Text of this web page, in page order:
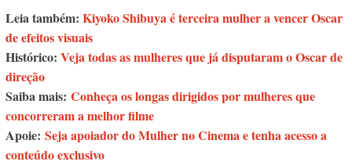
Leia também: Kiyoko Shibuya é terceira mulher a vencer Oscar
de efeitos visuais
Histórico: Veja todas as mulheres que já disputaram o Oscar de
direção
Saiba mais: Conheça os longas dirigidos por mulheres que
concorreram a melhor filme
Apoie: Seja apoiador do Mulher no Cinema e tenha acesso a
conteúdo exclusivo